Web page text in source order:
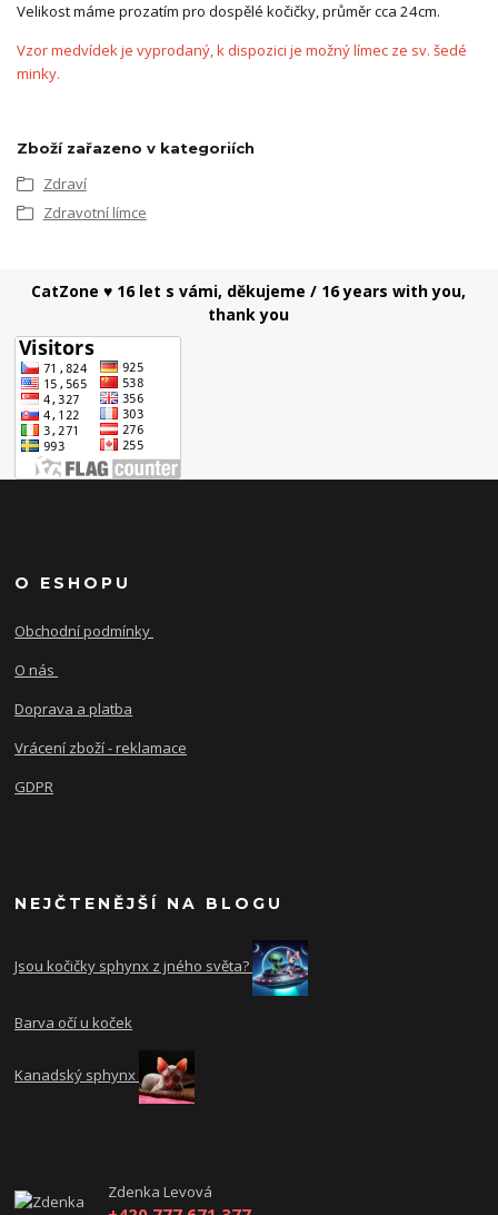
Velikost máme prozatím pro dospělé kočičky, průměr cca 24cm.
Vzor medvídek je vyprodaný, k dispozici je možný límec ze sv. šedé
minky.
Zboží zařazeno v kategoriích
Zdraví
Zdravotní límce
CatZone ♥ 16 let s vámi, děkujeme / 16 years with you,
thank you
O ESHOPU
Obchodní podmínky
O nás
Doprava a platba
Vrácení zboží - reklamace
GDPR
NEJČTENĚJŠÍ NA BLOGU
Jsou kočičky sphynx z jného světa?
Barva očí u koček
Kanadský sphynx
Zdenka Levová